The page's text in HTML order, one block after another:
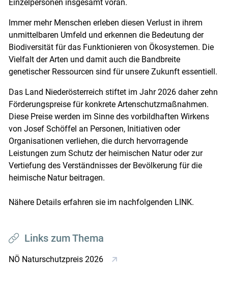
Einzelpersonen insgesamt voran.
Immer mehr Menschen erleben diesen Verlust in ihrem
unmittelbaren Umfeld und erkennen die Bedeutung der
Biodiversität für das Funktionieren von Ökosystemen. Die
Vielfalt der Arten und damit auch die Bandbreite
genetischer Ressourcen sind für unsere Zukunft essentiell.
Das Land Niederösterreich stiftet im Jahr 2026 daher zehn
Förderungspreise für konkrete Artenschutzmaßnahmen.
Diese Preise werden im Sinne des vorbildhaften Wirkens
von Josef Schöffel an Personen, Initiativen oder
Organisationen verliehen, die durch hervorragende
Leistungen zum Schutz der heimischen Natur oder zur
Vertiefung des Verständnisses der Bevölkerung für die
heimische Natur beitragen.
Nähere Details erfahren sie im nachfolgenden LINK.
Links zum Thema
NÖ Naturschutzpreis 2026